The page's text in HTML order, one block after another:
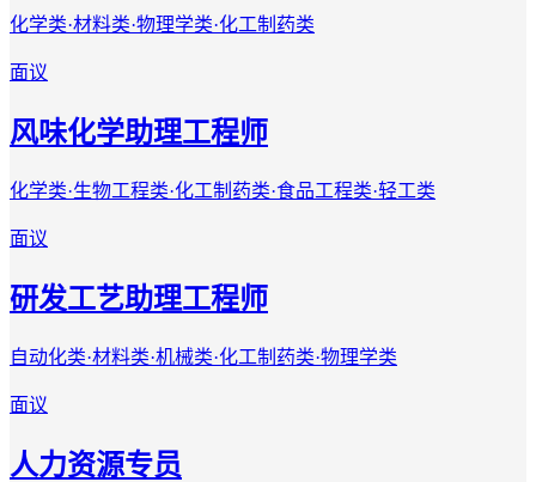
化学类·材料类·物理学类·化工制药类
面议
风味化学助理工程师
化学类·生物工程类·化工制药类·食品工程类·轻工类
面议
研发工艺助理工程师
自动化类·材料类·机械类·化工制药类·物理学类
面议
人力资源专员